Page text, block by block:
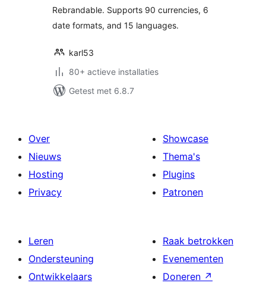
Rebrandable. Supports 90 currencies, 6
date formats, and 15 languages.
karl53
80+ actieve installaties
Getest met 6.8.7
Over
Nieuws
Hosting
Privacy
Showcase
Thema's
Plugins
Patronen
Leren
Ondersteuning
Ontwikkelaars
Raak betrokken
Evenementen
Doneren ↗